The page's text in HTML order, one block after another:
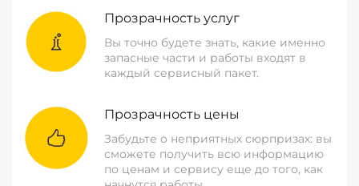
Прозрачность услуг
Вы точно будете знать, какие именно
запасные части и работы входят в
каждый сервисный пакет.
Прозрачность цены
Забудьте о неприятных сюрпризах: вы
сможете получить всю информацию
по ценам и сервису еще до того, как